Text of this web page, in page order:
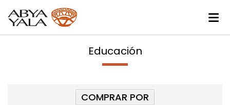
Educación
COMPRAR POR